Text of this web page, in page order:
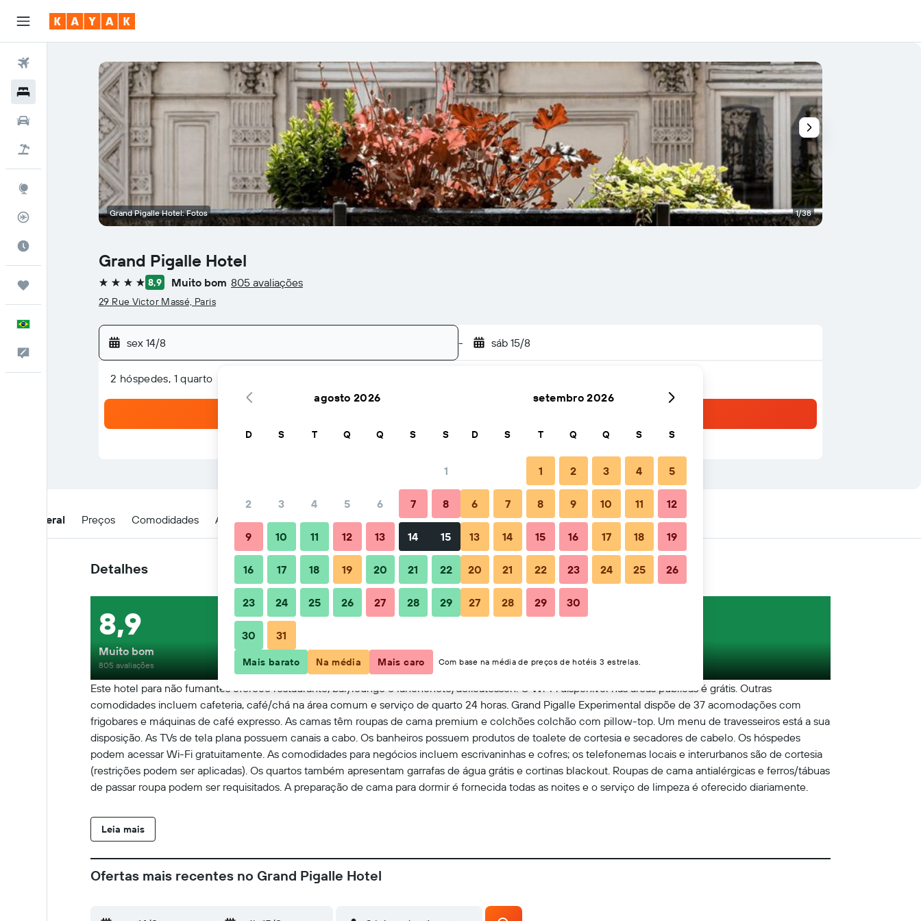
Rastreador de voos
Comentários
Grand Pigalle Hotel
4 estrelas 8,9 Muito bom 805 avaliações
29 Rue Victor Massé, Paris
sex 14/8 - sáb 15/8
2 hóspedes, 1 quarto
Grand Pigalle Hotel: Fotos 1/38
Visão geral Preços Comodidades Avaliações Local Quando reservar Dicas e perguntas frequentes Hospedagens próximas
Detalhes
Este hotel para não fumantes oferece restaurante, bar/lounge e lanchonete/delicatessen. O Wi-Fi disponível nas áreas públicas é grátis. Outras
comodidades incluem cafeteria, café/chá na área comum e serviço de quarto 24 horas. Grand Pigalle Experimental dispõe de 37 acomodações com
frigobares e máquinas de café expresso. As camas têm roupas de cama premium e colchões colchão com pillow-top. Um menu de travesseiros está a sua
disposição. As TVs de tela plana possuem canais a cabo. Os banheiros possuem produtos de toalete de cortesia e secadores de cabelo. Os hóspedes
podem acessar Wi-Fi gratuitamente. As comodidades para negócios incluem escrivaninhas e cofres; os telefonemas locais e interurbanos são de cortesia
(restrições podem ser aplicadas). Os quartos também apresentam garrafas de água grátis e cortinas blackout. Roupas de cama antialérgicas e ferros/tábuas
de passar roupa podem ser requisitados. A preparação de cama para dormir é fornecida todas as noites e o serviço de limpeza é oferecido diariamente.
Leia mais
8,9
Muito bom
805 avaliações
Ofertas mais recentes no Grand Pigalle Hotel
agosto 2026
D S T Q Q S S
1
2 3 4 5 6 7 8
9 10 11 12 13 14 15
16 17 18 19 20 21 22
23 24 25 26 27 28 29
30 31
setembro 2026
D S T Q Q S S
1 2 3 4 5
6 7 8 9 10 11 12
13 14 15 16 17 18 19
20 21 22 23 24 25 26
27 28 29 30
Mais barato Na média Mais caro Com base na média de preços de hotéis 3 estrelas.